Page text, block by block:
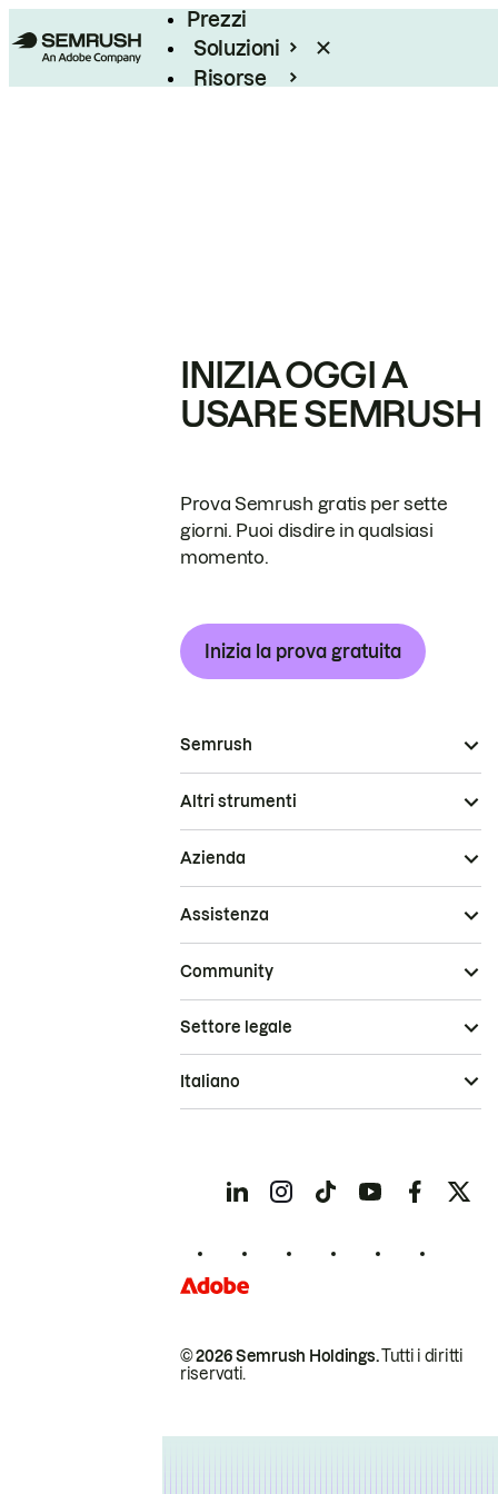
Prezzi
Soluzioni
Risorse
INIZIA OGGI A
USARE SEMRUSH
Prova Semrush gratis per sette
giorni. Puoi disdire in qualsiasi
momento.
Inizia la prova gratuita
Semrush
Altri strumenti
Azienda
Assistenza
Community
© 2026 Semrush Holdings.Tutti i diritti
riservati.
Settore legale
Italiano